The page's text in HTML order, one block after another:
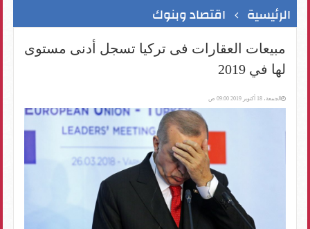
الرئيسية اقتصاد وبنوك
مبيعات العقارات فى تركيا تسجل أدنى مستوى
لها في 2019
الجمعة، 18 أكتوبر 2019 09:00 ص